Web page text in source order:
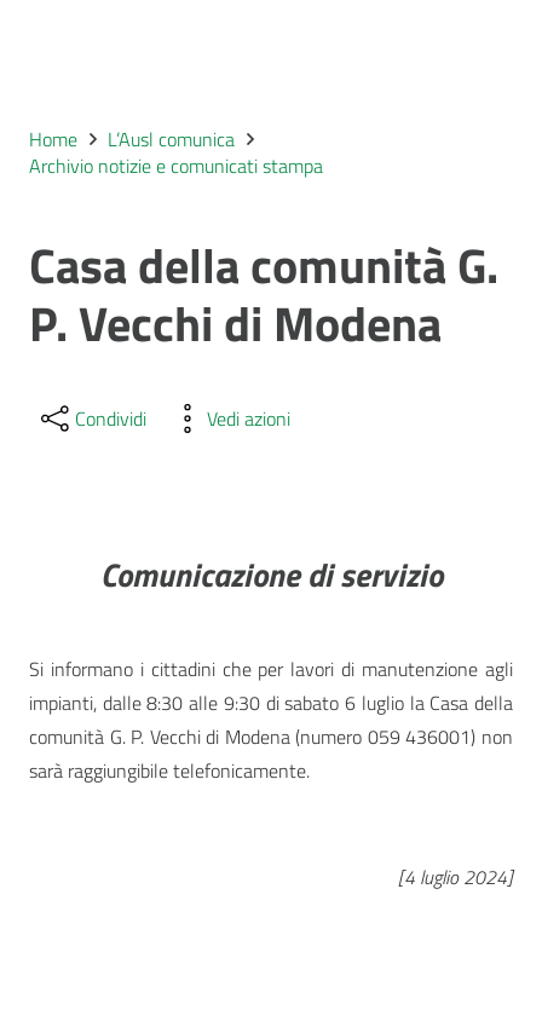
Home
L’Ausl comunica
Archivio notizie e comunicati stampa
Casa della comunità G.
P. Vecchi di Modena
Condividi Vedi azioni
Comunicazione di servizio
Si informano i cittadini che per lavori di manutenzione agli
impianti, dalle 8:30 alle 9:30 di sabato 6 luglio la Casa della
comunità G. P. Vecchi di Modena (numero 059 436001) non
sarà raggiungibile telefonicamente.
[4 luglio 2024]